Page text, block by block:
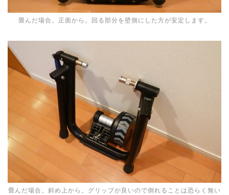
畳んだ場合。正面から。回る部分を壁側にした方が安定します。
畳んだ場合。斜め上から。グリップが良いので倒れることは恐らく無い